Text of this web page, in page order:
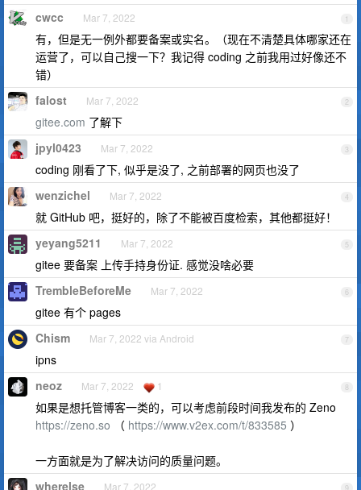
1
cwcc Mar 7, 2022
有，但是无一例外都要备案或实名。（现在不清楚具体哪家还在
运营了，可以自己搜一下？我记得 coding 之前我用过好像还不
错）
2
falost Mar 7, 2022
gitee.com 了解下
3
jpyl0423 Mar 7, 2022
coding 刚看了下, 似乎是没了, 之前部署的网页也没了
4
wenzichel Mar 7, 2022
就 GitHub 吧，挺好的，除了不能被百度检索，其他都挺好！
5
yeyang5211 Mar 7, 2022
gitee 要备案 上传手持身份证. 感觉没啥必要
6
TrembleBeforeMe Mar 7, 2022
gitee 有个 pages
7
Chism Mar 7, 2022 via Android
ipns
8
neoz Mar 7, 2022 1
如果是想托管博客一类的，可以考虑前段时间我发布的 Zeno
https://zeno.so （ https://www.v2ex.com/t/833585 ）
一方面就是为了解决访问的质量问题。
wherelse Mar 7, 2022